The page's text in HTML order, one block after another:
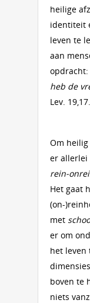
heilige
identiteit
leven te
aan
opdracht:
heb de
Lev.
Om
er allerlei
rein-
Het gaat
(on-
met
er om
het leven
boven te
niets